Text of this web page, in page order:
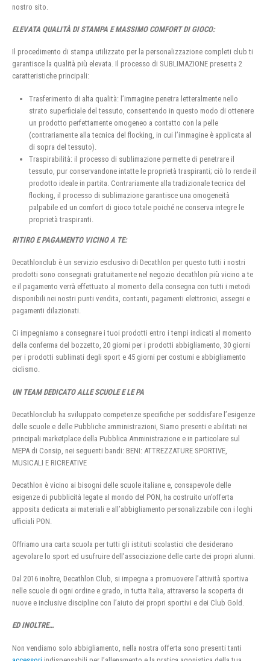
nostro sito.
ELEVATA QUALITÀ DI STAMPA E MASSIMO COMFORT DI GIOCO:
Il procedimento di stampa utilizzato per la personalizzazione completi club ti
garantisce la qualità più elevata. Il processo di SUBLIMAZIONE presenta 2
caratteristiche principali:
Trasferimento di alta qualità: l’immagine penetra letteralmente nello
strato superficiale del tessuto, consentendo in questo modo di ottenere
un prodotto perfettamente omogeneo a contatto con la pelle
(contrariamente alla tecnica del flocking, in cui l’immagine è applicata al
di sopra del tessuto).
Traspirabilità: il processo di sublimazione permette di penetrare il
tessuto, pur conservandone intatte le proprietà traspiranti; ciò lo rende il
prodotto ideale in partita. Contrariamente alla tradizionale tecnica del
flocking, il processo di sublimazione garantisce una omogeneità
palpabile ed un comfort di gioco totale poiché ne conserva integre le
proprietà traspiranti.
RITIRO E PAGAMENTO VICINO A TE:
Decathlonclub è un servizio esclusivo di Decathlon per questo tutti i nostri
prodotti sono consegnati gratuitamente nel negozio decathlon più vicino a te
e il pagamento verrà effettuato al momento della consegna con tutti i metodi
disponibili nei nostri punti vendita, contanti, pagamenti elettronici, assegni e
pagamenti dilazionati.
Ci impegniamo a consegnare i tuoi prodotti entro i tempi indicati al momento
della conferma del bozzetto, 20 giorni per i prodotti abbigliamento, 30 giorni
per i prodotti sublimati degli sport e 45 giorni per costumi e abbigliamento
ciclismo.
UN TEAM DEDICATO ALLE SCUOLE E LE PA
Decathlonclub ha sviluppato competenze specifiche per soddisfare l’esigenze
delle scuole e delle Pubbliche amministrazioni, Siamo presenti e abilitati nei
principali marketplace della Pubblica Amministrazione e in particolare sul
MEPA di Consip, nei seguenti bandi: BENI: ATTREZZATURE SPORTIVE,
MUSICALI E RICREATIVE
Decathlon è vicino ai bisogni delle scuole italiane e, consapevole delle
esigenze di pubblicità legate al mondo del PON, ha costruito un’offerta
apposita dedicata ai materiali e all’abbigliamento personalizzabile con i loghi
ufficiali PON.
Offriamo una carta scuola per tutti gli istituti scolastici che desiderano
agevolare lo sport ed usufruire dell’associazione delle carte dei propri alunni.
Dal 2016 inoltre, Decathlon Club, si impegna a promuovere l’attività sportiva
nelle scuole di ogni ordine e grado, in tutta Italia, attraverso la scoperta di
nuove e inclusive discipline con l’aiuto dei propri sportivi e dei Club Gold.
ED INOLTRE…
Non vendiamo solo abbigliamento, nella nostra offerta sono presenti tanti